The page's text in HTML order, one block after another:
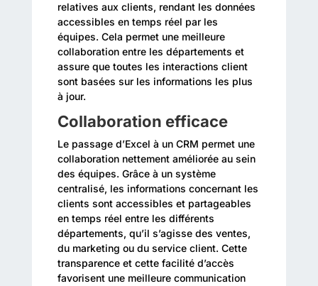
relatives aux clients, rendant les données
accessibles en temps réel par les
équipes. Cela permet une meilleure
collaboration entre les départements et
assure que toutes les interactions client
sont basées sur les informations les plus
à jour.
Collaboration efficace
Le passage d’Excel à un CRM permet une
collaboration nettement améliorée au sein
des équipes. Grâce à un système
centralisé, les informations concernant les
clients sont accessibles et partageables
en temps réel entre les différents
départements, qu’il s’agisse des ventes,
du marketing ou du service client. Cette
transparence et cette facilité d’accès
favorisent une meilleure communication